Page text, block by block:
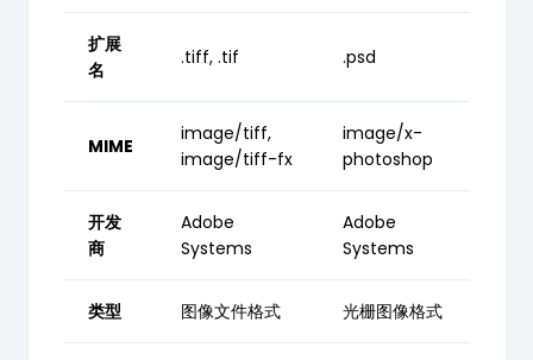
扩展
名
.tiff, .tif .psd
MIME
image/tiff,
image/tiff-fx
image/x-
photoshop
开发
商
Adobe
Systems
Adobe
Systems
类型 图像文件格式 光栅图像格式